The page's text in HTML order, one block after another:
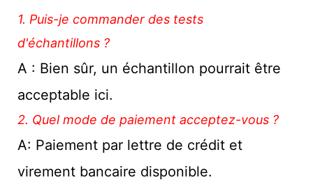
1. Puis-je commander des tests
d'échantillons ?
A : Bien sûr, un échantillon pourrait être
acceptable ici.
2. Quel mode de paiement acceptez-vous ?
A: Paiement par lettre de crédit et
virement bancaire disponible.